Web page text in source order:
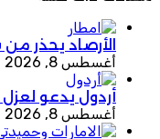
الأرصاد يحذر من
أغسطس 8, 2026
أردول يدعو
أغسطس 8, 2026